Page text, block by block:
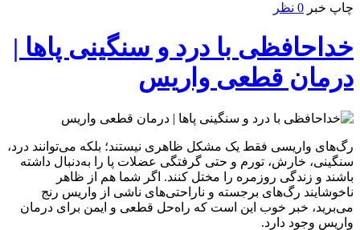
چاپ خبر 0 نظر
خداحافظی با درد و سنگینی پاها |
درمان قطعی واریس
رگ‌های واریسی فقط یک مشکل ظاهری نیستند؛ بلکه می‌توانند درد،
سنگینی، خارش، تورم و حتی گرفتگی عضلات پا را به‌دنبال داشته
باشند و زندگی روزمره را مختل کنند. اگر شما هم از ظاهر
ناخوشایند رگ‌های برجسته و ناراحتی‌های ناشی از واریس رنج
می‌برید، خبر خوب این است که راه‌حل قطعی و ایمن برای درمان
واریس وجود دارد.